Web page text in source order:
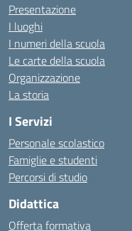
Presentazione
I luoghi
I numeri della scuola
Le carte della scuola
Organizzazione
La storia
I Servizi
Personale scolastico
Famiglie e studenti
Percorsi di studio
Didattica
Offerta formativa